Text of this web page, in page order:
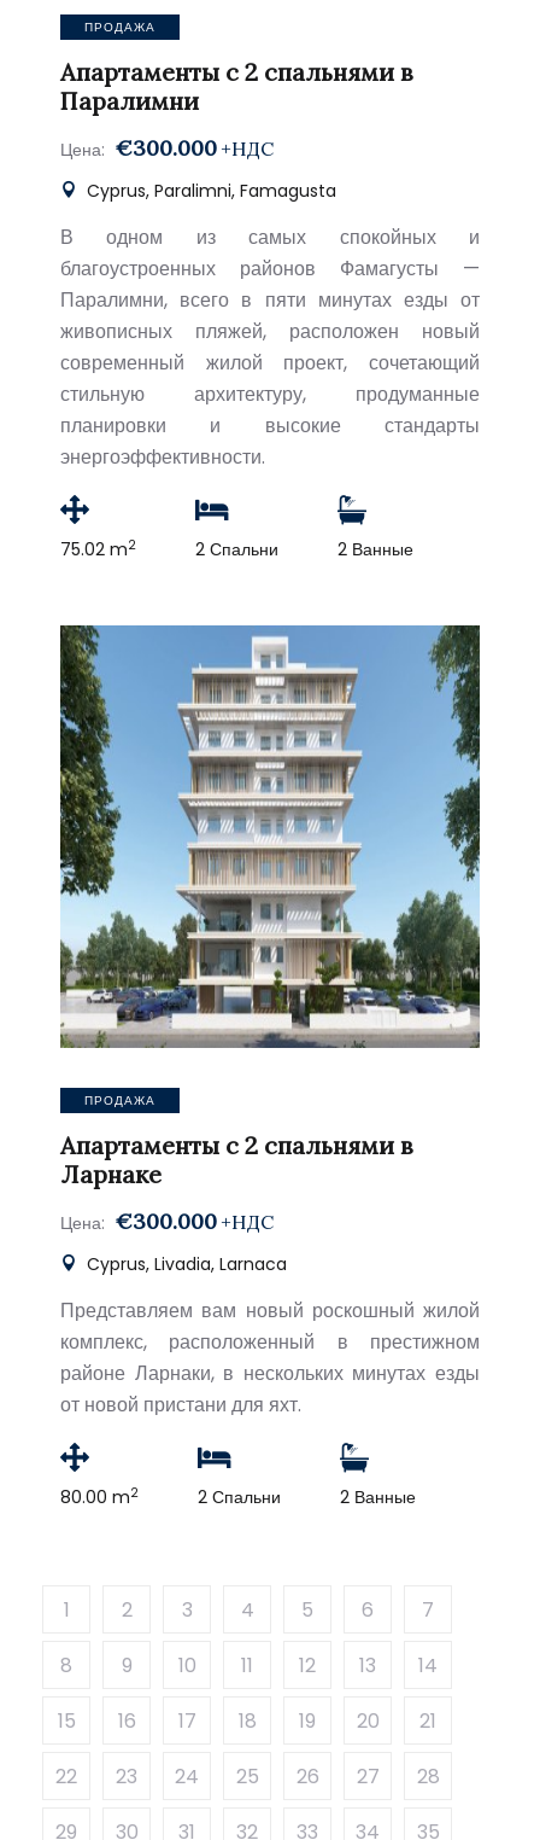
ПРОДАЖА
Апартаменты с 2 спальнями в
Паралимни
Цена: €300.000 +НДС
Cyprus, Paralimni, Famagusta
В одном из самых спокойных и
благоустроенных районов Фамагусты —
Паралимни, всего в пяти минутах езды от
живописных пляжей, расположен новый
современный жилой проект, сочетающий
стильную архитектуру, продуманные
планировки и высокие стандарты
энергоэффективности.
75.02 m2 2 Спальни 2 Ванные
ПРОДАЖА
Апартаменты с 2 спальнями в
Ларнаке
Цена: €300.000 +НДС
Cyprus, Livadia, Larnaca
Представляем вам новый роскошный жилой
комплекс, расположенный в престижном
районе Ларнаки, в нескольких минутах езды
от новой пристани для яхт.
80.00 m2 2 Спальни 2 Ванные
1 2 3 4 5 6
7
8
9 10 11 12 13
14
15
16 17 18 19 20
21
22
23 24 25 26 27
28
29
30 31 32 33 34 35